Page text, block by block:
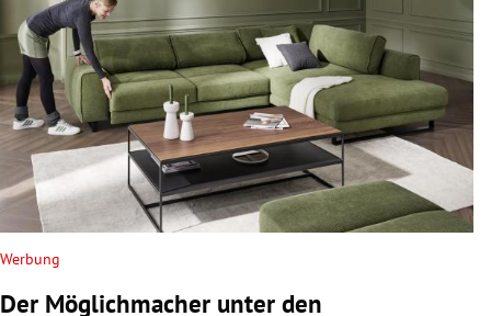
Untermenü
Untermenü
Untermenü
Untermenü
Werbung
Der Möglichmacher unter den